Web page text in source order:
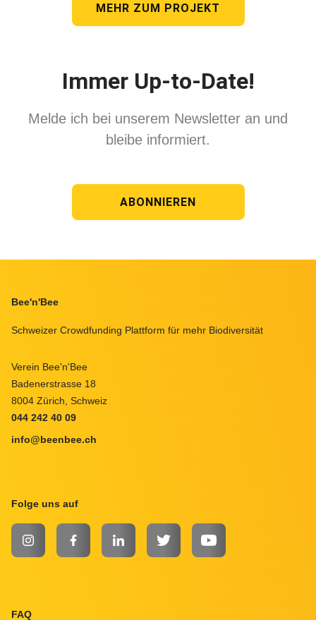
MEHR ZUM PROJEKT
Immer Up-to-Date!
Melde ich bei unserem Newsletter an und
bleibe informiert.
ABONNIEREN
Footer
Bee'n'Bee
Schweizer Crowdfunding Plattform für mehr Biodiversität
Verein Bee'n'Bee
Badenerstrasse 18
8004 Zürich, Schweiz
044 242 40 09
info@beenbee.ch
Folge uns auf
INSTAGRAMFACEBOOKLINKEDINTWITTERYOUTUBE
FAQ